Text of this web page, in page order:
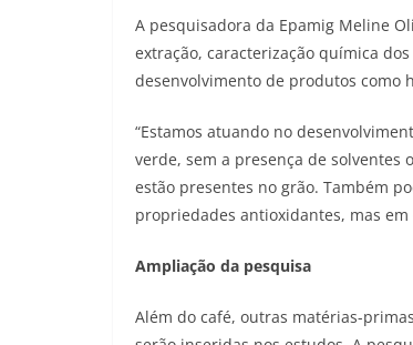
A pesquisadora da Epamig Meline
extração, caracterização química
desenvolvimento de produtos como
“Estamos atuando no
verde, sem a presença de
estão presentes no grão. Também
propriedades antioxidantes, mas
Ampliação da pesquisa
Além do café, outras matérias-